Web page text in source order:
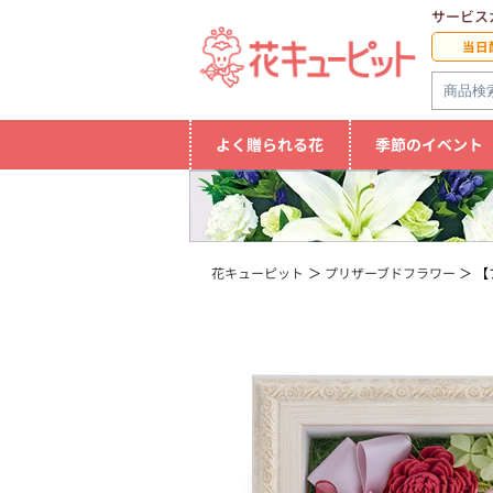
サービス
当日
よく贈られる花 季節のイベント
花キューピット プリザーブドフラワー